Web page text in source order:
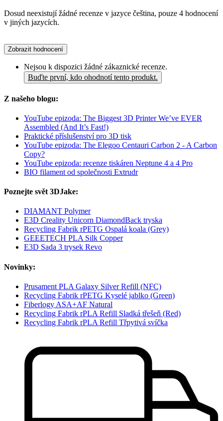
Dosud neexistují žádné recenze v jazyce čeština, pouze 4 hodnocení
v jiných jazycích.
Zobrazit hodnocení
Nejsou k dispozici žádné zákaznické recenze.
Buďte první, kdo ohodnotí tento produkt.
Z našeho blogu:
YouTube epizoda: The Biggest 3D Printer We’ve EVER
Assembled (And It’s Fast!)
Praktické příslušenství pro 3D tisk
YouTube epizoda: The Elegoo Centauri Carbon 2 - A Carbon
Copy?
YouTube epizoda: recenze tiskáren Neptune 4 a 4 Pro
BIO filament od společnosti Extrudr
Poznejte svět 3DJake:
DIAMANT Polymer
E3D Creality Unicorn DiamondBack tryska
Recycling Fabrik rPETG Ospalá koala (Grey)
GEEETECH PLA Silk Copper
E3D Sada 3 trysek Revo
Novinky:
Prusament PLA Galaxy Silver Refill (NFC)
Recycling Fabrik rPETG Kyselé jablko (Green)
Fiberlogy ASA+AF Natural
Recycling Fabrik rPLA Refill Sladká třešeň (Red)
Recycling Fabrik rPLA Refill Třpytivá svíčka